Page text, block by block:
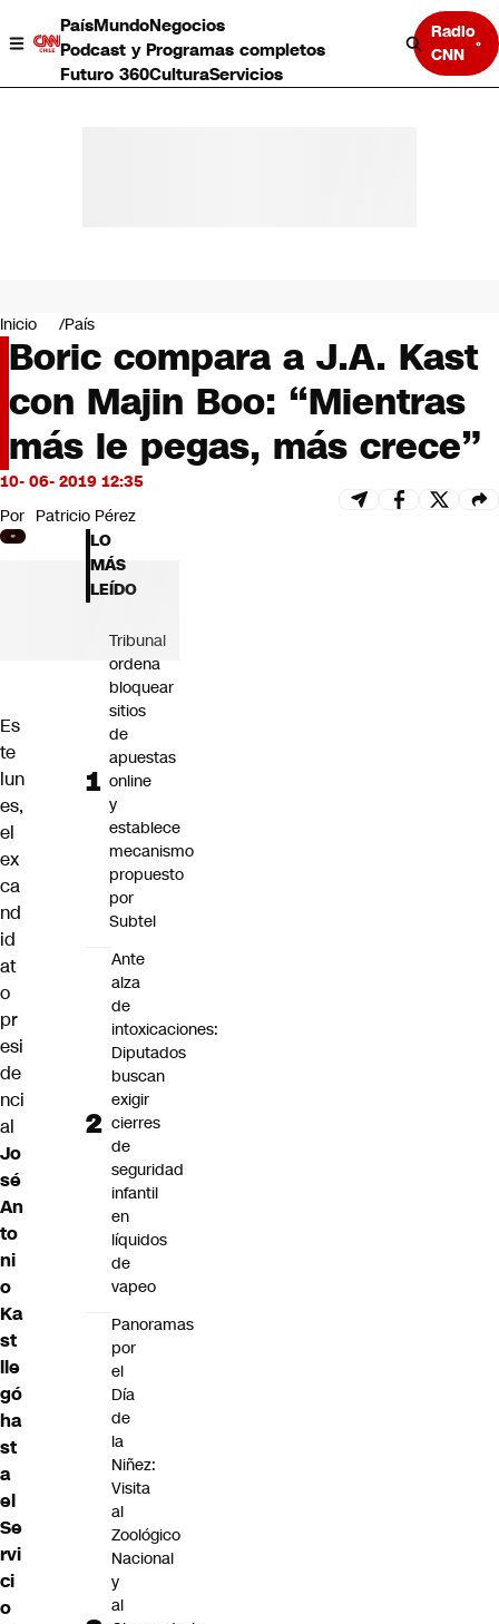
PaísMundoNegocios
Podcast y Programas completos
Futuro 360CulturaServicios
Radio
CNN
Negocios
Deportes
Programas completos
Cultura
Servicios
Bits
CNN tiempo
Futuro 360
Opinión
Inicio País
Boric compara a J.A. Kast
con Majin Boo: “Mientras
más le pegas, más crece”
10- 06- 2019 12:35
Por Patricio Pérez
Es
te
lun
es,
el
ex
ca
nd
id
at
o
pr
esi
de
nci
al
Jo
sé
An
to
ni
o
Ka
st
lle
gó
ha
st
a
el
Se
rvi
ci
o
LO
MÁS
LEÍDO
Tribunal
ordena
bloquear
sitios
de
apuestas
online
y
establece
mecanismo
propuesto
por
Subtel
Ante
alza
de
intoxicaciones:
Diputados
buscan
exigir
cierres
de
seguridad
infantil
en
líquidos
de
vapeo
Panoramas
por
el
Día
de
la
Niñez:
Visita
al
Zoológico
Nacional
y
al